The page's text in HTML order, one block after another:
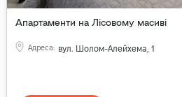
Апартаменти на Лісовому масиві
Адреса: вул. Шолом-Алейхема, 1